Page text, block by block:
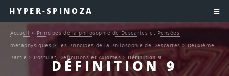
HYPER-SPINOZA
DÉFINITION 9
Accueil > Principes de la philosophie de Descartes et Pensées
métaphysiques > Les Principes de la Philosophie de Descartes>Deuxième
Partie > Postulat, Définitions et Axiomes> Définition 9